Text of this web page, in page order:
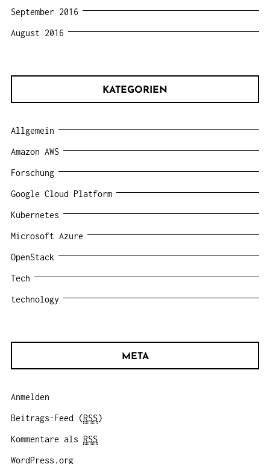
September 2016
August 2016
KATEGORIEN
Allgemein
Amazon AWS
Forschung
Google Cloud Platform
Kubernetes
Microsoft Azure
OpenStack
Tech
technology
META
Anmelden
Beitrags-Feed (RSS)
Kommentare als RSS
WordPress.org